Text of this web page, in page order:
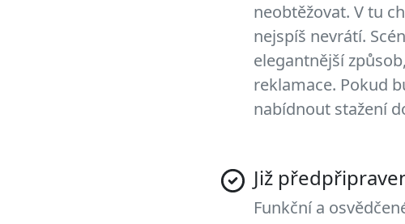
neobtěžovat. V tu
nejspíš nevrátí.
elegantnější
reklamace. Pokud
nabídnout stažení
Již
Funkční a